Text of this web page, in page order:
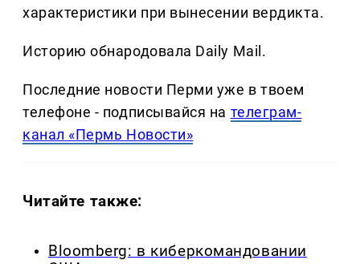
характеристики при вынесении вердикта.
Историю обнародовала Daily Mail.
Последние новости Перми уже в твоем
телефоне - подписывайся на телеграм-
канал «Пермь Новости»
Читайте также:
Bloomberg: в киберкомандовании